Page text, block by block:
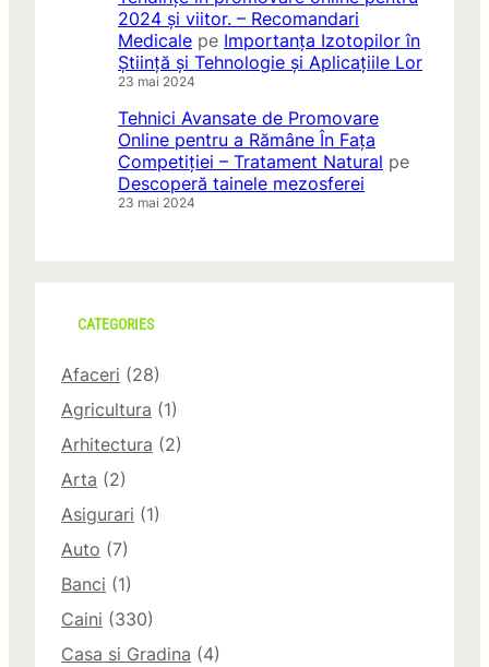
2024 și viitor. – Recomandari
Medicale pe Importanța Izotopilor în
Știință și Tehnologie și Aplicațiile Lor
23 mai 2024
Tehnici Avansate de Promovare
Online pentru a Rămâne În Fața
Competiției – Tratament Natural pe
Descoperă tainele mezosferei
23 mai 2024
CATEGORIES
Afaceri (28)
Agricultura (1)
Arhitectura (2)
Arta (2)
Asigurari (1)
Auto (7)
Banci (1)
Caini (330)
Casa si Gradina (4)